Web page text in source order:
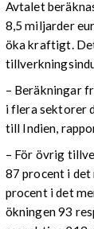
Avtalet
8,5 miljarder
öka kraftigt.
– Beräkningar
i flera sektorer
till Indien,
– För övrig
87 procent i det
procent i det
ökningen 93